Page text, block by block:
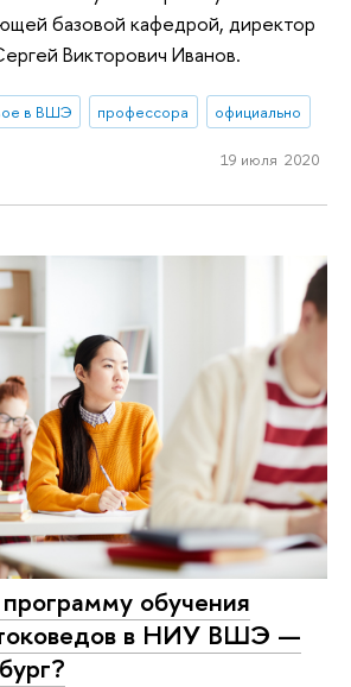
базовой кафедрой, директор
Викторович Иванов.
в ВШЭ профессора официально
19 июля 2020
обучения
в НИУ ВШЭ —